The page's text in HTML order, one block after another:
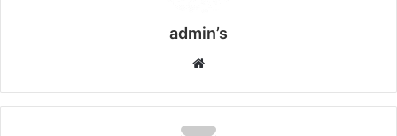
admin’s
b
s